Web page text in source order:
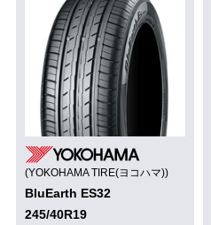
(YOKOHAMA TIRE(ヨコハマ))
BluEarth ES32
245/40R19